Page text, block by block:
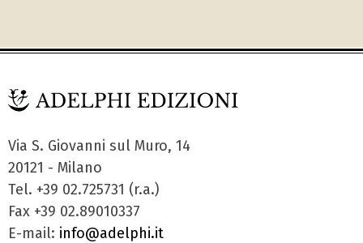
Via S. Giovanni sul Muro, 14
20121 - Milano
Tel. +39 02.725731 (r.a.)
Fax +39 02.89010337
E-mail: info@adelphi.it